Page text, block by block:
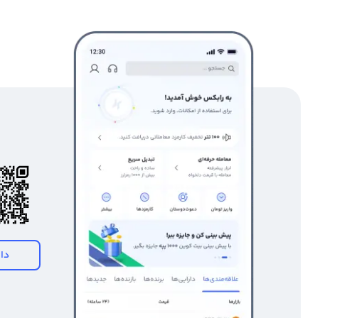
بهترین زمان خرید ارز آرنا زد
بهترین زمان خرید ارز Arena-Z، کف قیمتی آن در تایم فریم معاملاتی شماست.
؟ باید بگوییم
بیت کوین دارند.
نکات کلیدی زیر مواردی هستند که شما را در تشخیص بهترین زمان
تحلیل زمان شروع افزایش قیمت‌ها در بازار کریپتو
پیگیری اخبار مثبت و بنیادی مرتبط با بازار رمزارزها و به
آگاهی از بروزرسانی‌ها و توسعه ارز Arena-Z